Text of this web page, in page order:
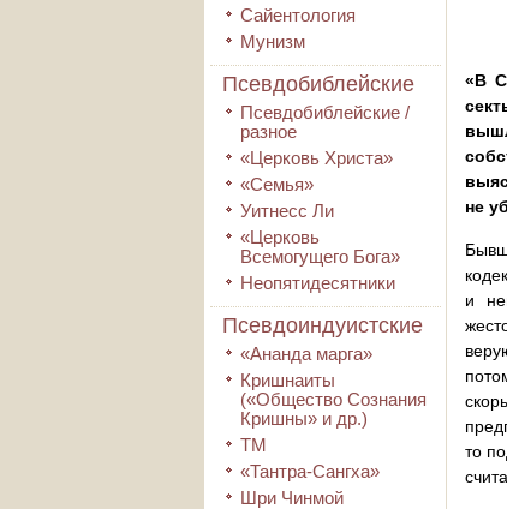
Сайентология
Мунизм
Псевдобиблейские
Псевдобиблейские /
разное
«Церковь Христа»
«Семья»
Уитнесс Ли
«Церковь
Всемогущего Бога»
Неопятидесятники
Псевдоиндуистские
«Ананда марга»
Кришнаиты
(«Общество Сознания
Кришны» и др.)
ТМ
«Тантра-Сангха»
Шри Чинмой
«В
не
и
то